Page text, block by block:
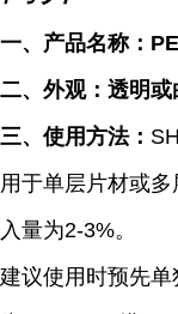
一、产品名称：
二、外观：透明或
三、使用方法：
用于单层片材或
入量为2-3%。
建议使用时预先